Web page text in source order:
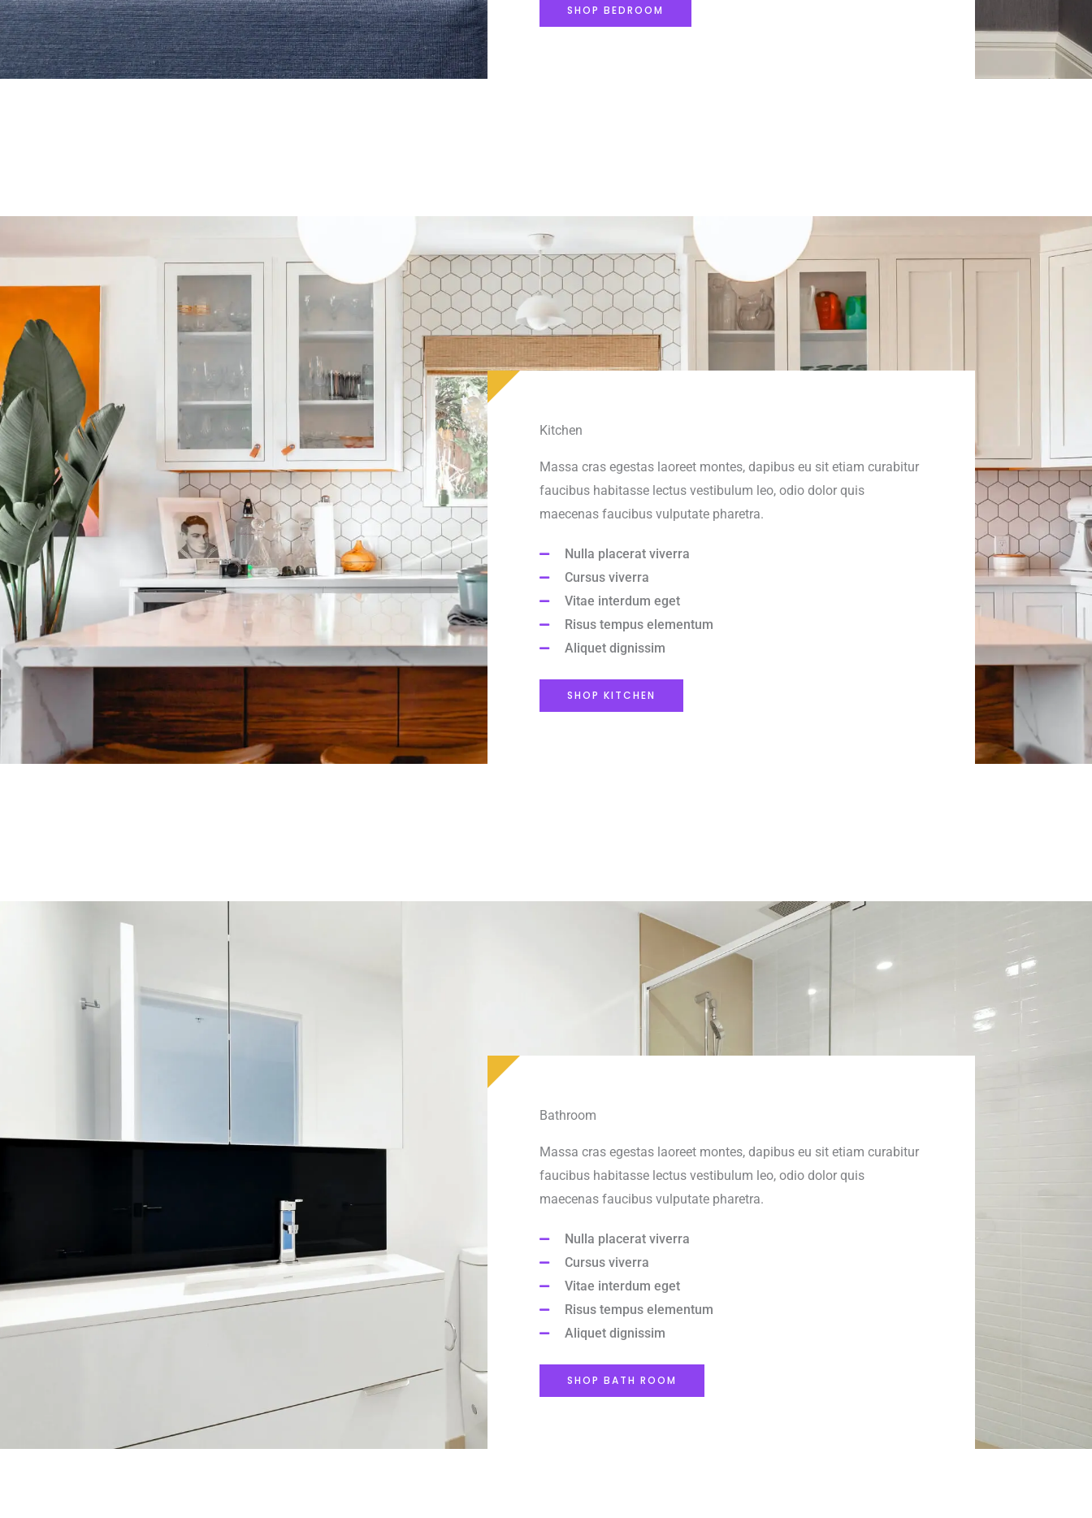
SHOP BEDROOM
Kitchen
Massa cras egestas laoreet montes, dapibus eu sit etiam curabitur
faucibus habitasse lectus vestibulum leo, odio dolor quis
maecenas faucibus vulputate pharetra.
Nulla placerat viverra
Cursus viverra
Vitae interdum eget
Risus tempus elementum
Aliquet dignissim
SHOP KITCHEN
Bathroom
Massa cras egestas laoreet montes, dapibus eu sit etiam curabitur
faucibus habitasse lectus vestibulum leo, odio dolor quis
maecenas faucibus vulputate pharetra.
Nulla placerat viverra
Cursus viverra
Vitae interdum eget
Risus tempus elementum
Aliquet dignissim
SHOP BATH ROOM